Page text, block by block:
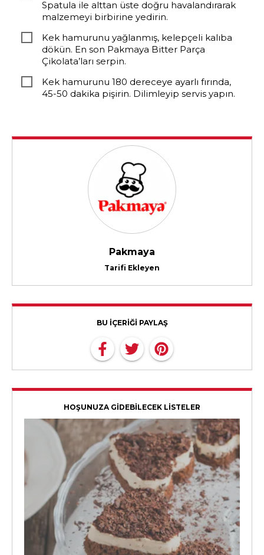
Spatula ile alttan üste doğru havalandırarak
malzemeyi birbirine yedirin.
Kek hamurunu yağlanmış, kelepçeli kalıba
dökün. En son Pakmaya Bitter Parça
Çikolata’ları serpin.
Kek hamurunu 180 dereceye ayarlı fırında,
45-50 dakika pişirin. Dilimleyip servis yapın.
Pakmaya
Tarifi Ekleyen
BU İÇERİĞİ PAYLAŞ
HOŞUNUZA GİDEBİLECEK LİSTELER